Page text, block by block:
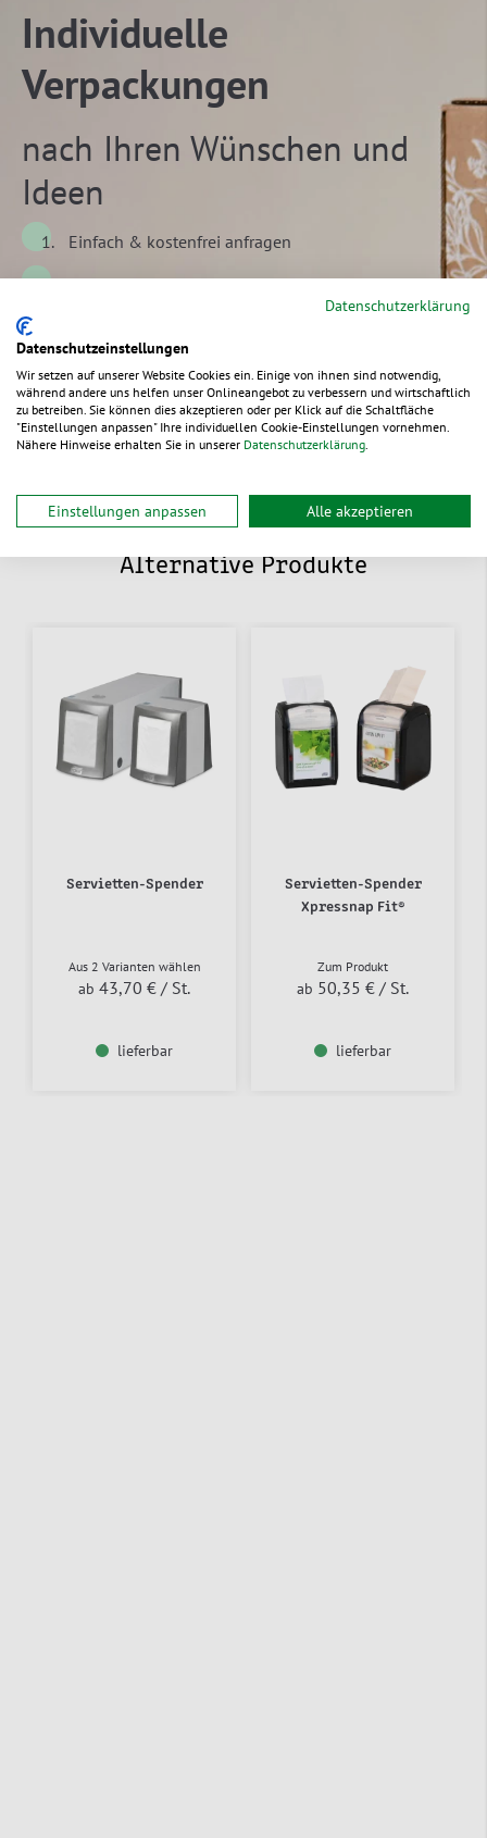
Individuelle
Verpackungen
nach Ihren Wünschen und
Ideen
Einfach & kostenfrei anfragen
Wir besprechen gemeinsam Ihre Ideen
Jetzt unverbindlich anfragen
Alternative Produkte
Servietten-Spender
Aus 2 Varianten wählen
ab 43,70 € / St.
lieferbar
Servietten-Spender
Xpressnap Fit®
Zum Produkt
ab 50,35 € / St.
lieferbar
Datenschutzerklärung
Datenschutzeinstellungen
Wir setzen auf unserer Website Cookies ein. Einige von ihnen sind notwendig,
während andere uns helfen unser Onlineangebot zu verbessern und wirtschaftlich
zu betreiben. Sie können dies akzeptieren oder per Klick auf die Schaltfläche
"Einstellungen anpassen" Ihre individuellen Cookie-Einstellungen vornehmen.
Nähere Hinweise erhalten Sie in unserer Datenschutzerklärung.
Einstellungen anpassen Alle akzeptieren